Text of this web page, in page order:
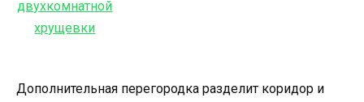
Дополнительная перегородка разделит коридор и